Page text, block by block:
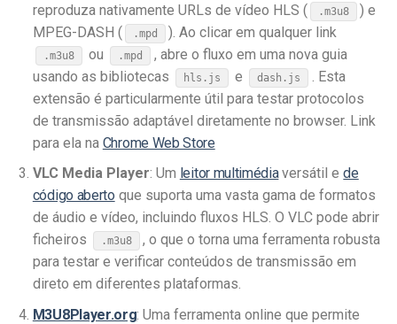
reproduza nativamente URLs de vídeo HLS (
.m3u8
) e
MPEG-DASH (
.mpd ). Ao clicar em qualquer link
.m3u8 ou .mpd
, abre o fluxo em uma nova guia
usando as bibliotecas
hls.js e dash.js
. Esta
extensão é particularmente útil para testar protocolos
de transmissão adaptável diretamente no browser. Link
para ela na Chrome Web Store
VLC Media Player: Um leitor multimédiaversátil ede
código aberto que suporta uma vasta gama de formatos
de áudio e vídeo, incluindo fluxos HLS. O VLC pode abrir
ficheiros
.m3u8
, o que o torna uma ferramenta robusta
para testar e verificar conteúdos de transmissão em
direto em diferentes plataformas.
M3U8Player.org: Uma ferramenta online que permite